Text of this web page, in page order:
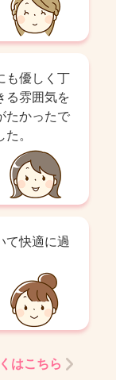
も優しく丁
る雰囲気を
たかったで
。
て快適に過
はこちら